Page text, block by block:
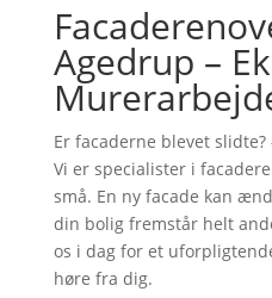
Agedrup –
Er facaderne blevet slidte?
Vi er specialister i
små. En ny facade kan
din bolig fremstår helt
os i dag for et
høre fra dig.